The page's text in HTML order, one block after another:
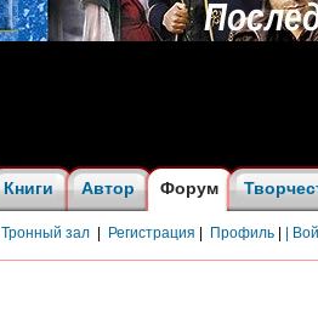
Книги Автор Форум
Тронный зал Регистрация Профиль |